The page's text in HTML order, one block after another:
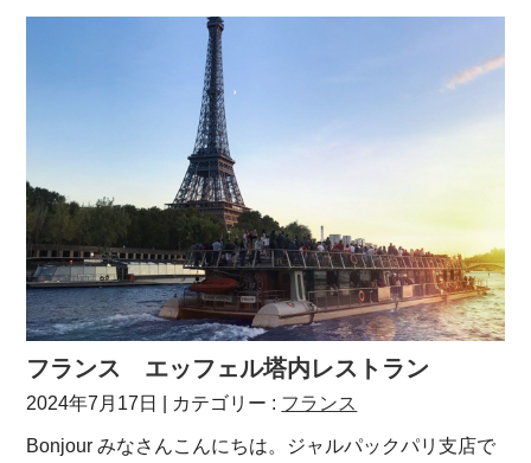
フランス エッフェル塔内レストラン
2024年7月17日 | カテゴリー : フランス
Bonjour みなさんこんにちは。ジャルパックパリ支店で